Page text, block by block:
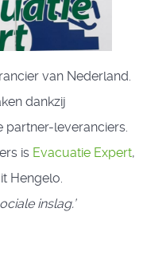
van Nederland.
dankzij
leveranciers.
is Evacuatie Expert,
Hengelo.
inslag.’